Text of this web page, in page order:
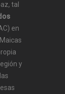
tal
en
y